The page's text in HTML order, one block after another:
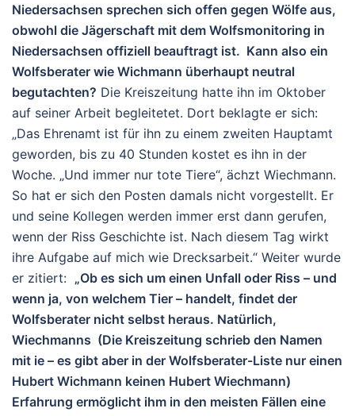
Niedersachsen sprechen sich offen gegen Wölfe aus,
obwohl die Jägerschaft mit dem Wolfsmonitoring in
Niedersachsen offiziell beauftragt ist. Kann also ein
Wolfsberater wie Wichmann überhaupt neutral
begutachten? Die Kreiszeitung hatte ihn im Oktober
auf seiner Arbeit begleitetet. Dort beklagte er sich:
„Das Ehrenamt ist für ihn zu einem zweiten Hauptamt
geworden, bis zu 40 Stunden kostet es ihn in der
Woche. „Und immer nur tote Tiere“, ächzt Wiechmann.
So hat er sich den Posten damals nicht vorgestellt. Er
und seine Kollegen werden immer erst dann gerufen,
wenn der Riss Geschichte ist. Nach diesem Tag wirkt
ihre Aufgabe auf mich wie Drecksarbeit.“ Weiter wurde
er zitiert: „Ob es sich um einen Unfall oder Riss – und
wenn ja, von welchem Tier – handelt, findet der
Wolfsberater nicht selbst heraus. Natürlich,
Wiechmanns (Die Kreiszeitung schrieb den Namen
mit ie – es gibt aber in der Wolfsberater-Liste nur einen
Hubert Wichmann keinen Hubert Wiechmann)
Erfahrung ermöglicht ihm in den meisten Fällen eine